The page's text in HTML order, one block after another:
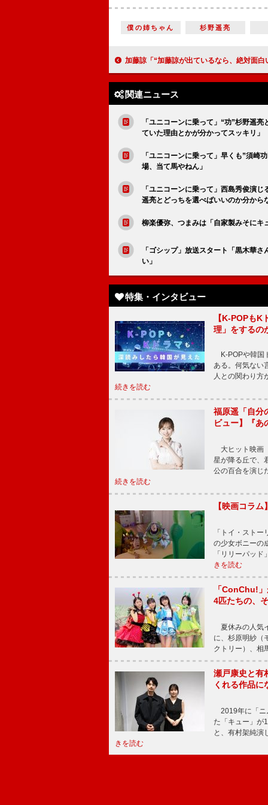
僕の姉ちゃん 杉野遥亮
加藤諒「“加藤諒が出ているなら、絶対面白い作品になる”と思ってもらえるのが夢」 ハマり役・舞台「パタリロ！」最新作が
関連ニュース
「ユニコーンに乗って」“功”杉野遥
ていた理由とかが分かってスッキリ」
「ユニコーンに乗って」早くも”須
場、当て馬やねん」
「ユニコーンに乗って」西島秀俊演
遥亮とどっちを選べばいいのか分から
柳楽優弥、つまみは「自家製みそに
「ゴシップ」放送スタート「黒木華
い」
特集・インタビュー
【K-POPも
理」をするの
K-POPや韓国
ある。何気ない
人との関わり方
続きを読む
福原遥「自分
ビュー】『あ
大ヒット映画
星が降る丘で、
公の百合を演じ
続きを読む
【映画コラ
「トイ・スト
の少女ボニーの
「リリーパッ
きを読む
「ConChu!
4匹たちの、
夏休みの人気
に、杉原明紗（
クトリー）、相
瀬戸康史と有
くれる作品
2019年に「ニ
た「キュー」が
と、有村架純
きを読む